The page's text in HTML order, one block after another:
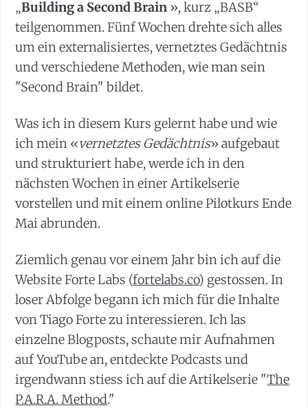
„Building a Second Brain », kurz „BASB“
teilgenommen. Fünf Wochen drehte sich alles
um ein externalisiertes, vernetztes Gedächtnis
und verschiedene Methoden, wie man sein
"Second Brain" bildet.
Was ich in diesem Kurs gelernt habe und wie
ich mein «vernetztes Gedächtnis» aufgebaut
und strukturiert habe, werde ich in den
nächsten Wochen in einer Artikelserie
vorstellen und mit einem online Pilotkurs Ende
Mai abrunden.
Ziemlich genau vor einem Jahr bin ich auf die
Website Forte Labs (fortelabs.co) gestossen. In
loser Abfolge begann ich mich für die Inhalte
von Tiago Forte zu interessieren. Ich las
einzelne Blogposts, schaute mir Aufnahmen
auf YouTube an, entdeckte Podcasts und
irgendwann stiess ich auf die Artikelserie "The
P.A.R.A. Method."